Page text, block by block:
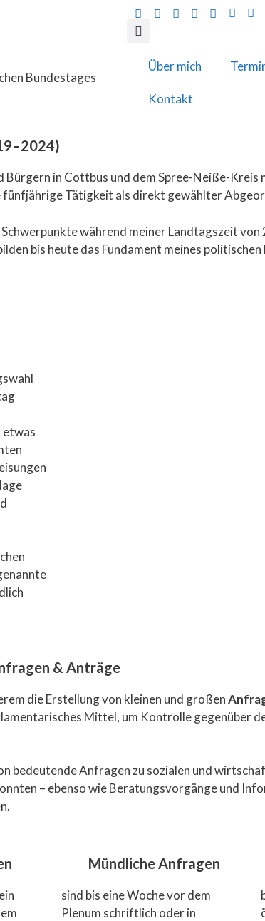
Bundestages
Über mich
Kontakt
in Cottbus und dem Spree-Neiße-Kreis
Tätigkeit als direkt gewählter
während meiner Landtagszeit
bis heute das Fundament meines
etwas
& Anträge
die Erstellung von kleinen und großen
Mittel, um Kontrolle gegenüber
bedeutende Anfragen zu sozialen und
– ebenso wie Beratungsvorgänge und
Mündliche Anfragen
sind bis eine Woche vor dem
Plenum schriftlich oder in